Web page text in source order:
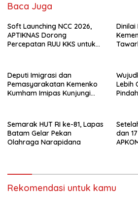
Baca Juga
Soft Launching NCC 2026,
APTIKNAS Dorong
Percepatan RUU KKS untuk
Deputi Imigrasi dan
Pemasyarakatan Kemenko
Kumham Imipas Kunjungi
Lebih
Semarak HUT RI ke-81, Lapas
Batam Gelar Pekan
Olahraga Narapidana
dan
Rekomendasi untuk kamu